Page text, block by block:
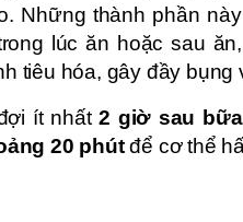
Những thành phần
lúc ăn hoặc sau
tiêu hóa, gây đầy bụng
ít nhất2 giờ sau
20 phútđể cơ thể